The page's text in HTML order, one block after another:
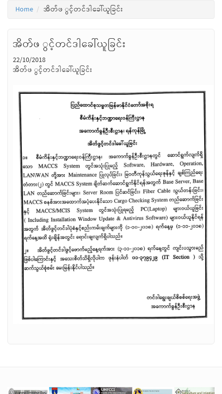
Home အိတ်ဖ ွင့်တင်ဒါခေါ်ယူခြင်း
အိတ်ဖ ွင့်တင်ဒါခေါ်ယူခြင်း
22/10/2018
အိတ်ဖ ွင့်တင်ဒါခေါ်ယူခြင်း